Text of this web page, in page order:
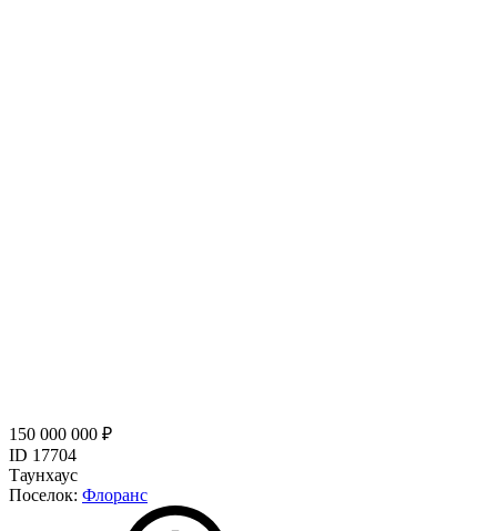
150 000 000 ₽
ID 17704
Таунхаус
Поселок: Флоранс